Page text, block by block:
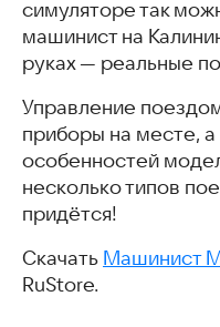
симуляторе так
машинист на
руках — реальные
Управление
приборы на месте,
особенностей
несколько типов
придётся!
Скачать Машинист
RuStore.